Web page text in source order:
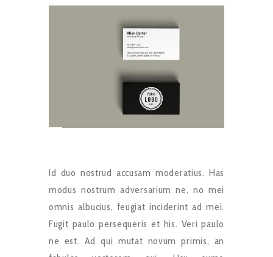
Id duo nostrud accusam moderatius. Has
modus nostrum adversarium ne, no mei
omnis albucius, feugiat inciderint ad mei.
Fugit paulo persequeris et his. Veri paulo
ne est. Ad qui mutat novum primis, an